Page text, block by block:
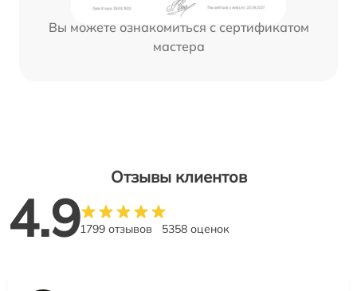
Вы можете ознакомиться с сертификатом
мастера
Отзывы клиентов
4.91799 отзывов 5358 оценок